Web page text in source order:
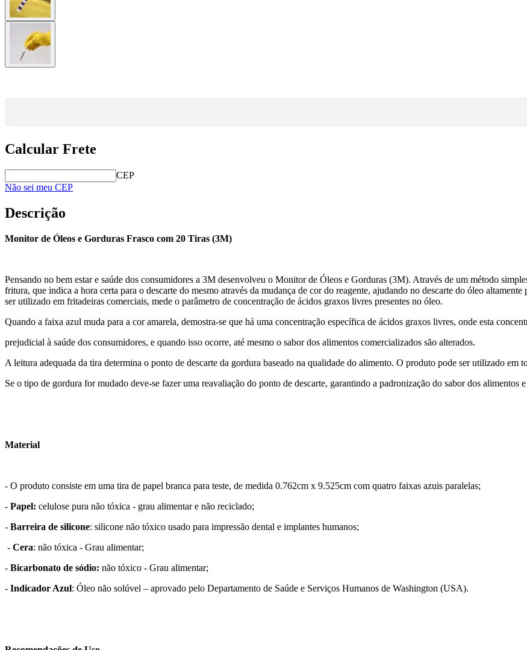
Calcular Frete
CEP
Não sei meu CEP
Descrição
Monitor de Óleos e Gorduras Frasco com 20 Tiras (3M)
Pensando no bem estar e saúde dos consumidores a 3M desenvolveu o Monitor de Óleos e Gorduras (3M). Através de um método
fritura, que indica a hora certa para o descarte do mesmo através da mudança de cor do reagente, ajudando no descarte do óleo
ser utilizado em fritadeiras comerciais, mede o parâmetro de concentração de ácidos graxos livres presentes no óleo.
Quando a faixa azul muda para a cor amarela, demostra-se que há uma concentração específica de ácidos graxos livres, onde esta
prejudicial à saúde dos consumidores, e quando isso ocorre, até mesmo o sabor dos alimentos comercializados são alterados.
A leitura adequada da tira determina o ponto de descarte da gordura baseado na qualidade do alimento. O produto pode ser utilizado
Se o tipo de gordura for mudado deve-se fazer uma reavaliação do ponto de descarte, garantindo a padronização do sabor dos alimentos
Material
- O produto consiste em uma tira de papel branca para teste, de medida 0.762cm x 9.525cm com quatro faixas azuis paralelas;
- Papel: celulose pura não tóxica - grau alimentar e não reciclado;
- Barreira de silicone: silicone não tóxico usado para impressão dental e implantes humanos;
- Cera: não tóxica - Grau alimentar;
- Bicarbonato de sódio: não tóxico - Grau alimentar;
- Indicador Azul: Óleo não solúvel – aprovado pelo Departamento de Saúde e Serviços Humanos de Washington (USA).